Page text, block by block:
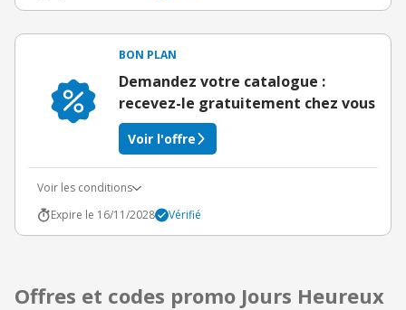
BON PLAN
Demandez votre catalogue :
recevez-le gratuitement chez vous
Voir l'offre
Voir les conditions
Expire le 16/11/2028
Vérifié
Offres et codes promo Jours Heureux